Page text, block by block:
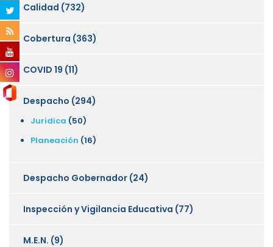
Calidad (732)
Cobertura (363)
COVID 19 (11)
Despacho (294)
Juridica (50)
Planeación (16)
Despacho Gobernador (24)
Inspección y Vigilancia Educativa (77)
M.E.N. (9)